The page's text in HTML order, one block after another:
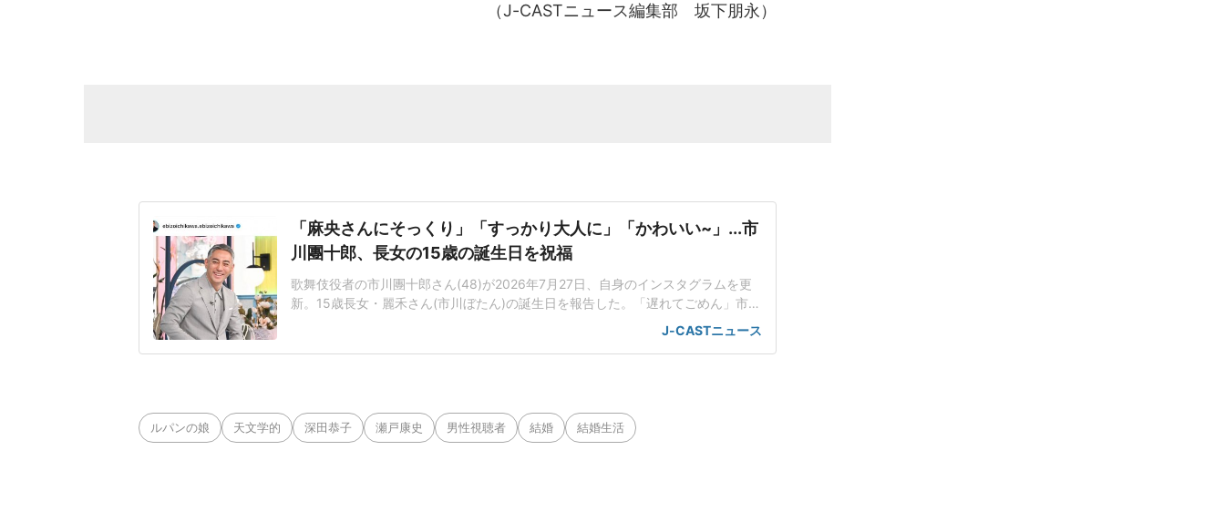
（J-CASTニュース編集部 坂下朋永）
「麻央さんにそっくり」「すっかり大人に」「かわいい~」...市
川團十郎、長女の15歳の誕生日を祝福
歌舞伎役者の市川團十郎さん(48)が2026年7月27日、自身のインスタグラムを更
新。15歳長女・麗禾さん(市川ぼたん)の誕生日を報告した。「遅れてごめん」市川
さんは、「2日遅れの誕生日」と麗禾さんの誕生日を報告し、黒いワンピ姿でピー
スサインをする麗禾さんのソロショットを投稿した。「おめでとう」と祝福し、
J-CASTニュース
ルパンの娘 天文学的 深田恭子 瀬戸康史 男性視聴者 結婚 結婚生活